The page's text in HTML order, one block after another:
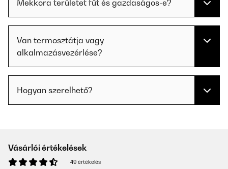
Mekkora területet fűt és gazdaságos-e?
Van termosztátja vagy
alkalmazásvezérlése?
Hogyan szerelhető?
Vásárlói értékelések
49 értékelés